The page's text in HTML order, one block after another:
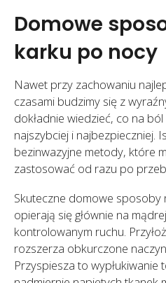
Domowe
karku po nocy
Nawet przy zachowaniu
czasami budzimy się z
dokładnie wiedzieć, co na
najszybciej i najbezpieczniej.
bezinwazyjne metody, które
zastosować od razu po
Skuteczne domowe
opierają się głównie na
kontrolowanym ruchu.
rozszerza obkurczone
Przyspiesza to